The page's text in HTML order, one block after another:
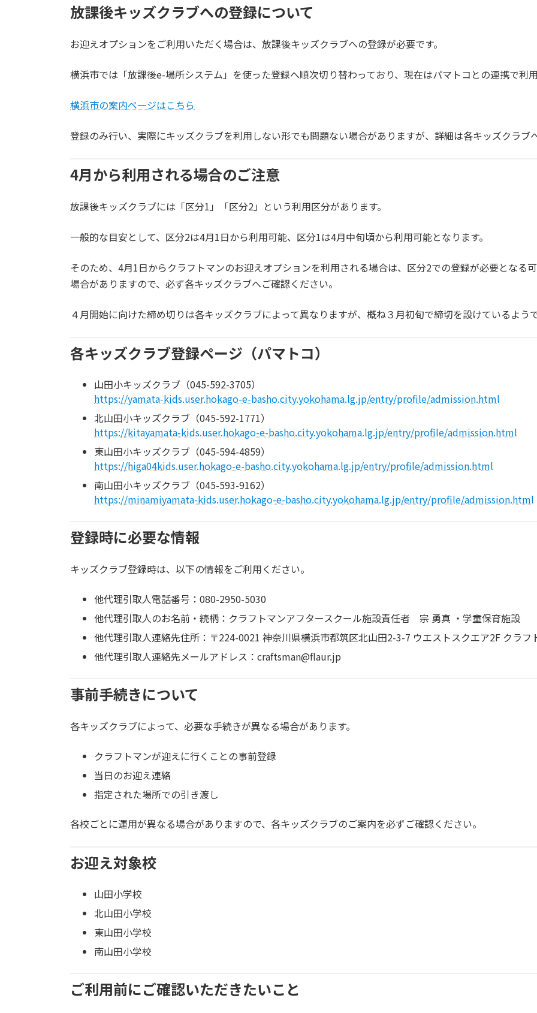
放課後キッズクラブへの登録について
お迎えオプションをご利用いただく場合は、放課後キッズクラブへの登録が必要です。
横浜市では「放課後e-場所システム」を使った登録へ順次切り替わっており、現在はパマトコとの連携で利
横浜市の案内ページはこちら
登録のみ行い、実際にキッズクラブを利用しない形でも問題ない場合がありますが、詳細は各キッズクラブ
4月から利用される場合のご注意
放課後キッズクラブには「区分1」「区分2」という利用区分があります。
一般的な目安として、区分2は4月1日から利用可能、区分1は4月中旬頃から利用可能となります。
そのため、4月1日からクラフトマンのお迎えオプションを利用される場合は、区分2での登録が必要となる
場合がありますので、必ず各キッズクラブへご確認ください。
４月開始に向けた締め切りは各キッズクラブによって異なりますが、概ね３月初旬で締切を設けているようで
各キッズクラブ登録ページ（パマトコ）
山田小キッズクラブ（045-592-3705）
https://yamata-kids.user.hokago-e-basho.city.yokohama.lg.jp/entry/profile/admission.html
北山田小キッズクラブ（045-592-1771）
https://kitayamata-kids.user.hokago-e-basho.city.yokohama.lg.jp/entry/profile/admission.html
東山田小キッズクラブ（045-594-4859）
https://higa04kids.user.hokago-e-basho.city.yokohama.lg.jp/entry/profile/admission.html
南山田小キッズクラブ（045-593-9162）
https://minamiyamata-kids.user.hokago-e-basho.city.yokohama.lg.jp/entry/profile/admission.html
登録時に必要な情報
キッズクラブ登録時は、以下の情報をご利用ください。
他代理引取人電話番号：080-2950-5030
他代理引取人のお名前・続柄：クラフトマンアフタースクール施設責任者 宗 勇真 ・学童保育施設
他代理引取人連絡先住所：〒224-0021 神奈川県横浜市都筑区北山田2-3-7 ウエストスクエア2F クラフ
他代理引取人連絡先メールアドレス：craftsman@flaur.jp
事前手続きについて
各キッズクラブによって、必要な手続きが異なる場合があります。
クラフトマンが迎えに行くことの事前登録
当日のお迎え連絡
指定された場所での引き渡し
各校ごとに運用が異なる場合がありますので、各キッズクラブのご案内を必ずご確認ください。
お迎え対象校
山田小学校
北山田小学校
東山田小学校
南山田小学校
ご利用前にご確認いただきたいこと